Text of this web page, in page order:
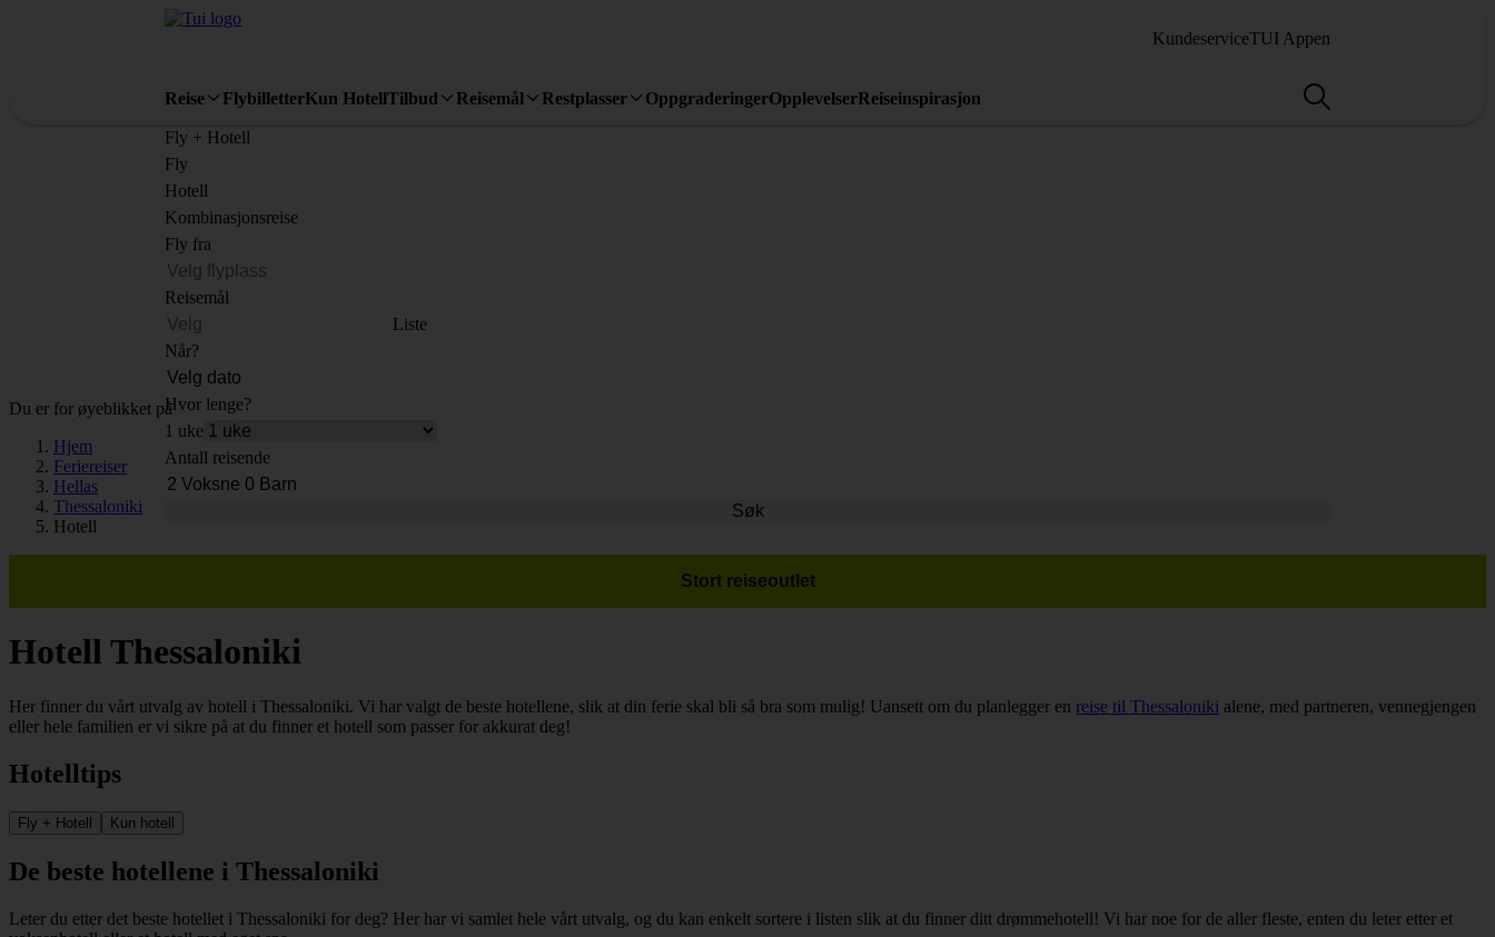
KundeserviceTUI Appen
Reise FlybilletterKun HotellTilbud Reisemål Restplasser OppgraderingerOpplevelserReiseinspirasjon
Fly + Hotell
Fly
Hotell
Kombinasjonsreise
Fly fra
Reisemål
Liste
Når?
Hvor lenge?
1 uke
Antall reisende
Søk
Du er for øyeblikket på
Hjem
Feriereiser
Hellas
Thessaloniki
Hotell
Stort reiseoutlet
Hotell Thessaloniki
Her finner du vårt utvalg av hotell i Thessaloniki. Vi har valgt de beste hotellene, slik at din ferie skal bli så bra som mulig! Uansett om du planlegger en reise til Thessaloniki alene, med partneren, vennegjengen
eller hele familien er vi sikre på at du finner et hotell som passer for akkurat deg!
Hotelltips
Fly + Hotell Kun hotell
De beste hotellene i Thessaloniki
Leter du etter det beste hotellet i Thessaloniki for deg? Her har vi samlet hele vårt utvalg, og du kan enkelt sortere i listen slik at du finner ditt drømmehotell! Vi har noe for de aller fleste, enten du leter etter et